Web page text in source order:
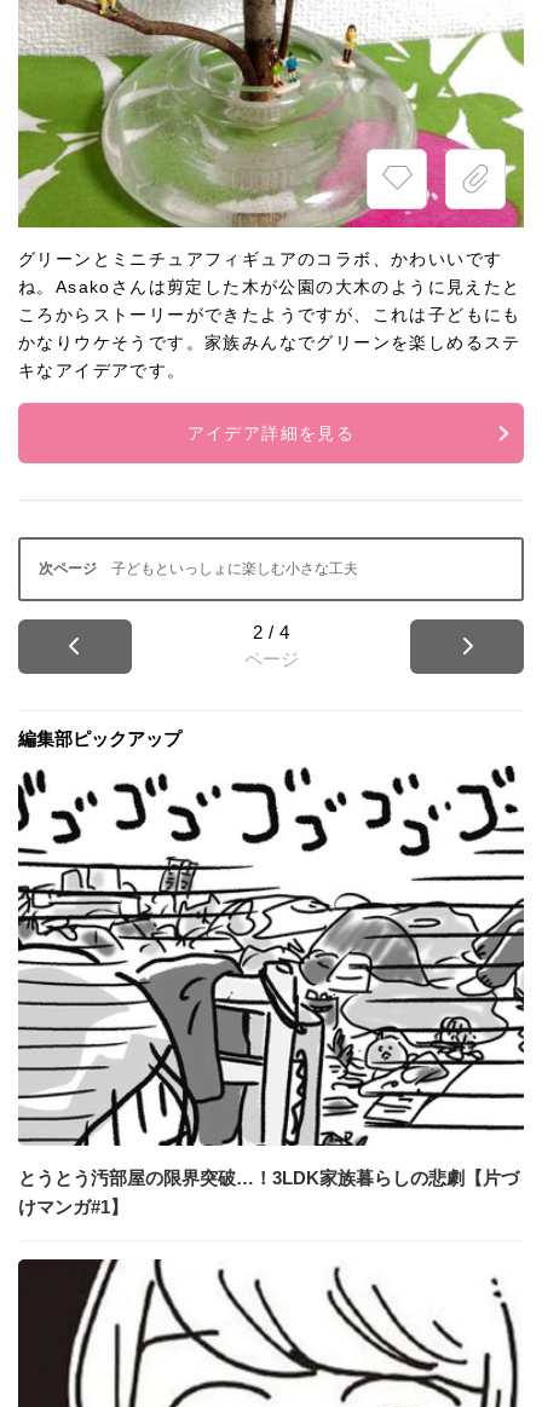
グリーンとミニチュアフィギュアのコラボ、かわいいです
ね。Asakoさんは剪定した木が公園の大木のように見えたと
ころからストーリーができたようですが、これは子どもにも
かなりウケそうです。家族みんなでグリーンを楽しめるステ
キなアイデアです。
アイデア詳細を見る
子どもといっしょに楽しむ小さな工夫
2 / 4
ページ
編集部ピックアップ
とうとう汚部屋の限界突破…！3LDK家族暮らしの悲劇【片づ
けマンガ#1】